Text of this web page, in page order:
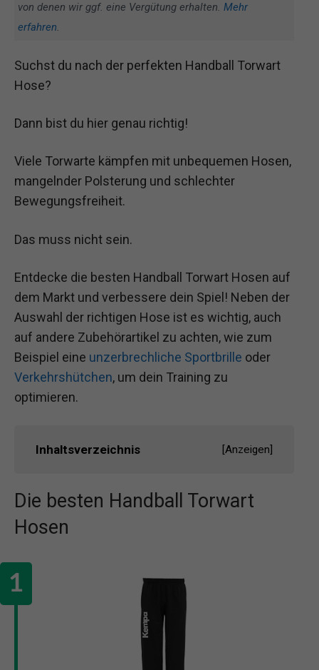
von denen wir ggf. eine Vergütung erhalten. Mehr
erfahren.
Suchst du nach der perfekten Handball Torwart
Hose?
Dann bist du hier genau richtig!
Viele Torwarte kämpfen mit unbequemen Hosen,
mangelnder Polsterung und schlechter
Bewegungsfreiheit.
Das muss nicht sein.
Entdecke die besten Handball Torwart Hosen auf
dem Markt und verbessere dein Spiel! Neben der
Auswahl der richtigen Hose ist es wichtig, auch
auf andere Zubehörartikel zu achten, wie zum
Beispiel eine unzerbrechliche Sportbrille oder
Verkehrshütchen, um dein Training zu
optimieren.
Inhaltsverzeichnis [Anzeigen]
Die besten Handball Torwart
Hosen